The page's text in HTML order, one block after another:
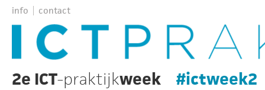
info contact
2e ICT-praktijkweek #ictweek2